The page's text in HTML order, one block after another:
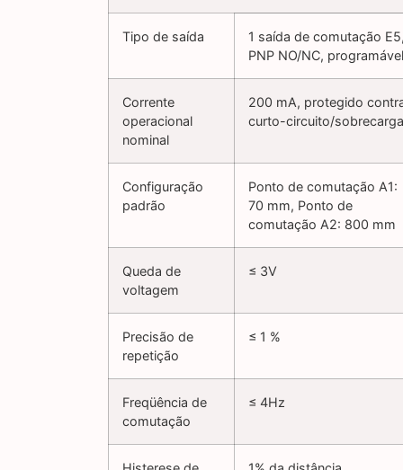
Tipo de saída
1 saída de comutação
PNP NO/NC, programável
Corrente
operacional
nominal
200 mA, protegido
curto-circuito/sobrecarga
Configuração
padrão
Ponto de comutação A1:
70 mm, Ponto de
comutação A2: 800 mm
Queda de
voltagem
≤ 3V
Precisão de
repetição
≤ 1 %
Freqüência de
comutação
≤ 4Hz